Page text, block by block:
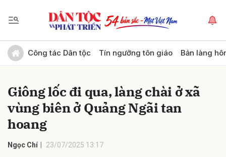
Công tác Dân tộc Tín ngưỡng tôn giáo Bản làng
Giông lốc đi qua, làng chài ở xã
vùng biên ở Quảng Ngãi tan
hoang
Ngọc Chí 23/07/2025 13:17
Gửi bình luận